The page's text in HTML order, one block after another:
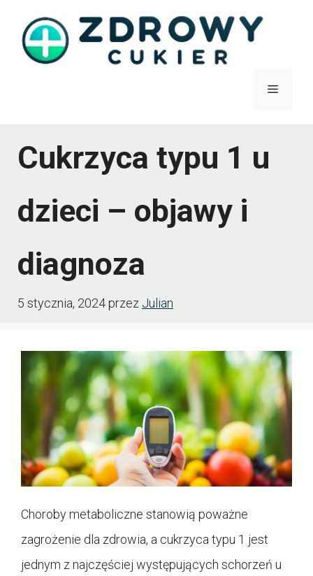
treści
Menu
Cukrzyca typu 1 u
dzieci – objawy i
diagnoza
5 stycznia, 2024przez Julian
Choroby metaboliczne stanowią poważne
zagrożenie dla zdrowia, a cukrzyca typu 1 jest
jednym z najczęściej występujących schorzeń u